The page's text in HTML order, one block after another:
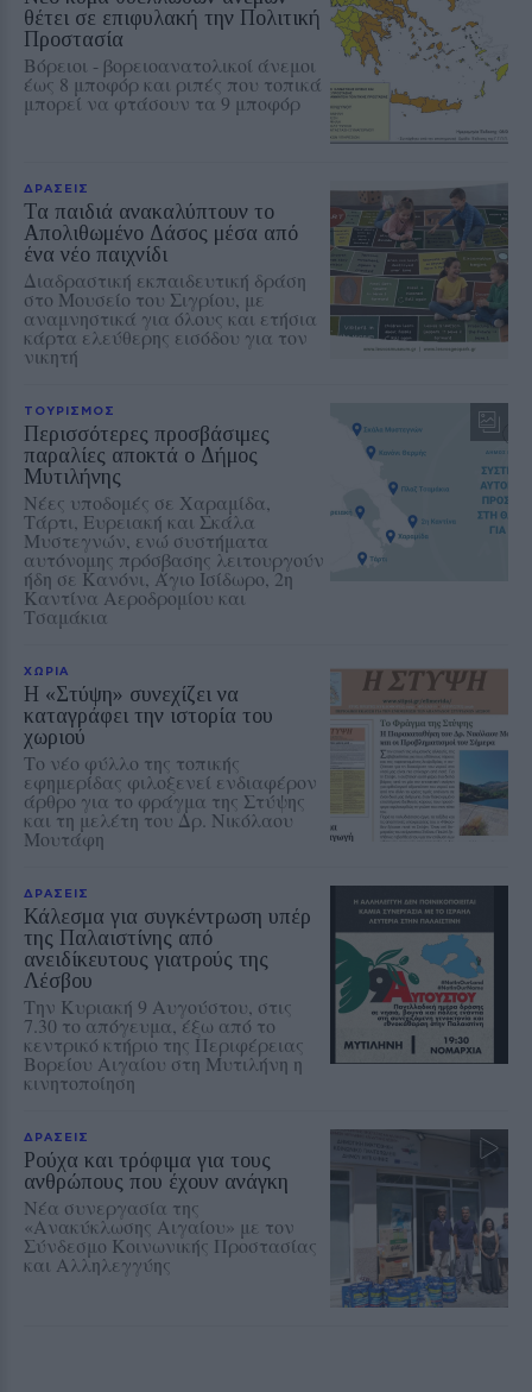
θέτει σε επιφυλακή την Πολιτική
Προστασία
Βόρειοι - βορειοανατολικοί άνεμοι
έως 8 μποφόρ και ριπές που τοπικά
μπορεί να φτάσουν τα 9 μποφόρ
ΔΡΑΣΕΙΣ
Τα παιδιά ανακαλύπτουν το
Απολιθωμένο Δάσος μέσα από
ένα νέο παιχνίδι
Διαδραστική εκπαιδευτική δράση
στο Μουσείο του Σιγρίου, με
αναμνηστικά για όλους και ετήσια
κάρτα ελεύθερης εισόδου για τον
νικητή
ΤΟΥΡΙΣΜΟΣ
Περισσότερες προσβάσιμες
παραλίες αποκτά ο Δήμος
Μυτιλήνης
Νέες υποδομές σε Χαραμίδα,
Τάρτι, Ευρειακή και Σκάλα
Μυστεγνών, ενώ συστήματα
αυτόνομης πρόσβασης λειτουργούν
ήδη σε Κανόνι, Άγιο Ισίδωρο, 2η
Καντίνα Αεροδρομίου και
Τσαμάκια
ΧΩΡΙΑ
Η «Στύψη» συνεχίζει να
καταγράφει την ιστορία του
χωριού
Το νέο φύλλο της τοπικής
εφημερίδας φιλοξενεί ενδιαφέρον
άρθρο για το φράγμα της Στύψης
και τη μελέτη του Δρ. Νικόλαου
Μουτάφη
ΔΡΑΣΕΙΣ
Κάλεσμα για συγκέντρωση υπέρ
της Παλαιστίνης από
ανειδίκευτους γιατρούς της
Λέσβου
Την Κυριακή 9 Αυγούστου, στις
7.30 το απόγευμα, έξω από το
κεντρικό κτήριο της Περιφέρειας
Βορείου Αιγαίου στη Μυτιλήνη η
κινητοποίηση
ΔΡΑΣΕΙΣ
Ρούχα και τρόφιμα για τους
ανθρώπους που έχουν ανάγκη
Νέα συνεργασία της
«Ανακύκλωσης Αιγαίου» με τον
Σύνδεσμο Κοινωνικής Προστασίας
και Αλληλεγγύης